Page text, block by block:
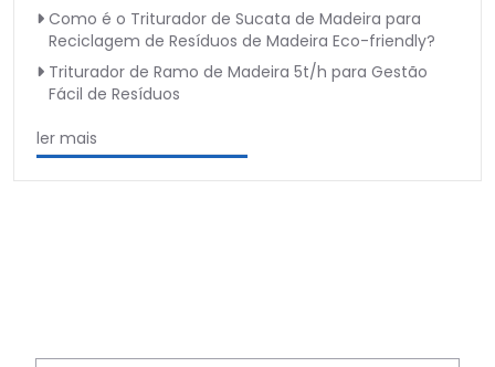
Como é o Triturador de Sucata de Madeira para
Reciclagem de Resíduos de Madeira Eco-friendly?
Triturador de Ramo de Madeira 5t/h para Gestão
Fácil de Resíduos
ler mais